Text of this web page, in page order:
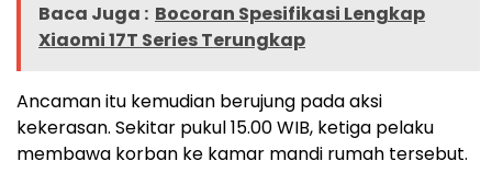
Baca Juga : Bocoran Spesifikasi Lengkap
Xiaomi 17T Series Terungkap
Ancaman itu kemudian berujung pada aksi
kekerasan. Sekitar pukul 15.00 WIB, ketiga pelaku
membawa korban ke kamar mandi rumah tersebut.